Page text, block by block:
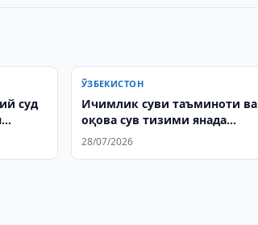
суд
ЎЗБЕКИСТОН
Ичимлик суви таъминоти ва
оқова сув тизими янада
яхшиланади
28/07/2026